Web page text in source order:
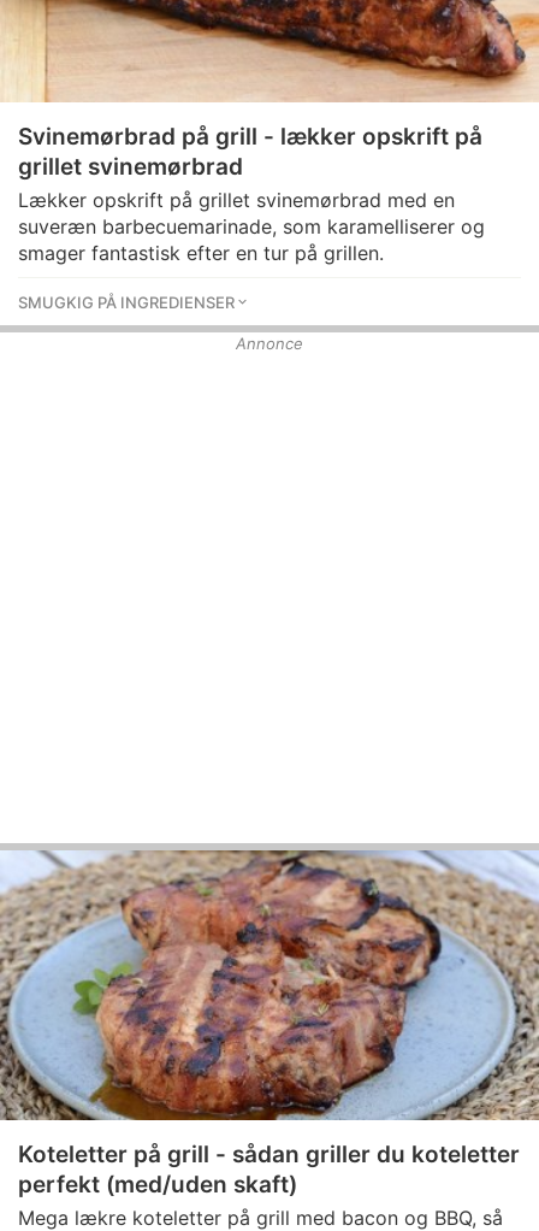
Svinemørbrad på grill - lækker opskrift på
grillet svinemørbrad
Lækker opskrift på grillet svinemørbrad med en
suveræn barbecuemarinade, som karamelliserer og
smager fantastisk efter en tur på grillen.
SMUGKIG PÅ INGREDIENSER
Annonce
Koteletter på grill - sådan griller du koteletter
perfekt (med/uden skaft)
Mega lækre koteletter på grill med bacon og BBQ, så